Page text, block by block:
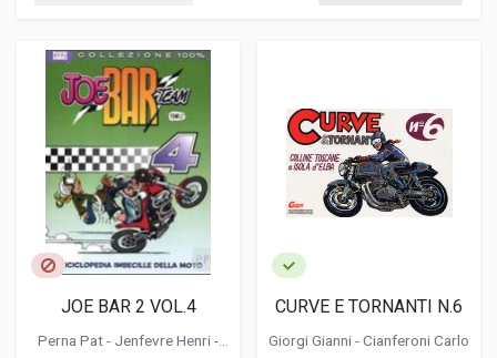
JOE BAR 2 VOL.4
Perna Pat - Jenfevre Henri -
CURVE E TORNANTI N.6
Giorgi Gianni-Cianferoni Carlo